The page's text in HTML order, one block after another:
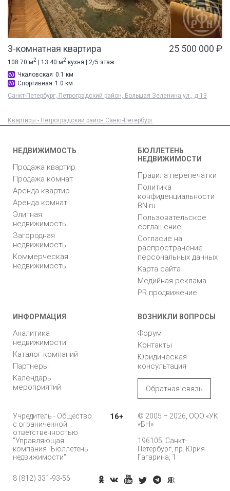
3-комнатная квартира 25 500 000 ₽
108.70 м2 | 13.40 м2 кухня | 2/5 этаж
Чкаловская 0.1 км
Спортивная 1.0 км
Санкт-Петербург, Петроградский район, Большая Зеленина ул., д 13
Квартиры - Петроградский район Санкт-Петербург
НЕДВИЖИМОСТЬ
Продажа квартир
Продажа комнат
Аренда квартир
Аренда комнат
Элитная
недвижимость
Загородная
недвижимость
Коммерческая
недвижимость
БЮЛЛЕТЕНЬ
НЕДВИЖИМОСТИ
Правила перепечатки
Политика
конфиденциальности
BN.ru
Пользовательское
соглашение
Согласие на
распространение
персональных данных
Карта сайта
Медийная реклама
PR продвижение
ИНФОРМАЦИЯ
Аналитика
недвижимости
Каталог компаний
Партнеры
Календарь
мероприятий
ВОЗНИКЛИ ВОПРОСЫ
Форум
Контакты
Юридическая
консультация
Обратная связь
Учредитель - Общество
с ограниченной
ответственностью
"Управляющая
компания "Бюллетень
недвижимости"
16+
© 2005 – 2026, ООО «УК
«БН»
196105, Санкт-
Петербург, пр. Юрия
Гагарина, 1
8 (812) 331-93-56